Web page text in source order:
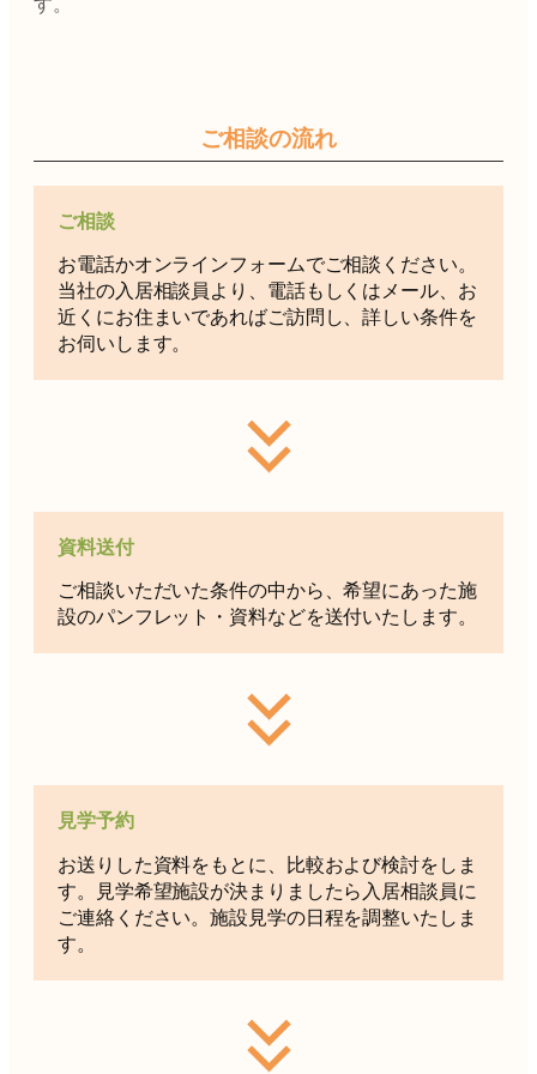
ご相談の流れ
ご相談
お電話かオンラインフォームでご相談ください。
当社の入居相談員より、電話もしくはメール、お
近くにお住まいであればご訪問し、詳しい条件を
お伺いします。
資料送付
ご相談いただいた条件の中から、希望にあった施
設のパンフレット・資料などを送付いたします。
見学予約
お送りした資料をもとに、比較および検討をしま
す。見学希望施設が決まりましたら入居相談員に
ご連絡ください。施設見学の日程を調整いたしま
す。